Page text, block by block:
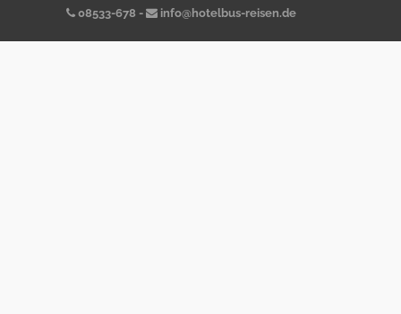
08533-678 - info@hotelbus-reisen.de